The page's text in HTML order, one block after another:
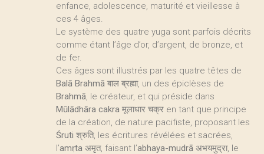
enfance, adolescence, maturité et vieillesse à
ces 4 âges.
Le système des quatre yuga sont parfois décrits
comme étant l’âge d’or, d’argent, de bronze, et
de fer.
Ces âges sont illustrés par les quatre têtes de
Balā Brahmā बाल ब्रह्मा, un des épiclèses de
Brahmā, le créateur, et qui préside dans
Mūlādhāra cakra मूलाधार चक्र en tant que principe
de la création, de nature pacifiste, proposant les
Śruti श्रुति, les écritures révélées et sacrées,
l’amṛta अमृत, faisant l’abhaya-mudrā अभयमुद्रा, le